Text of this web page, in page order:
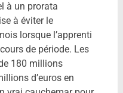
à un prorata
à éviter le
lorsque l’apprenti
de période. Les
180 millions
d’euros en